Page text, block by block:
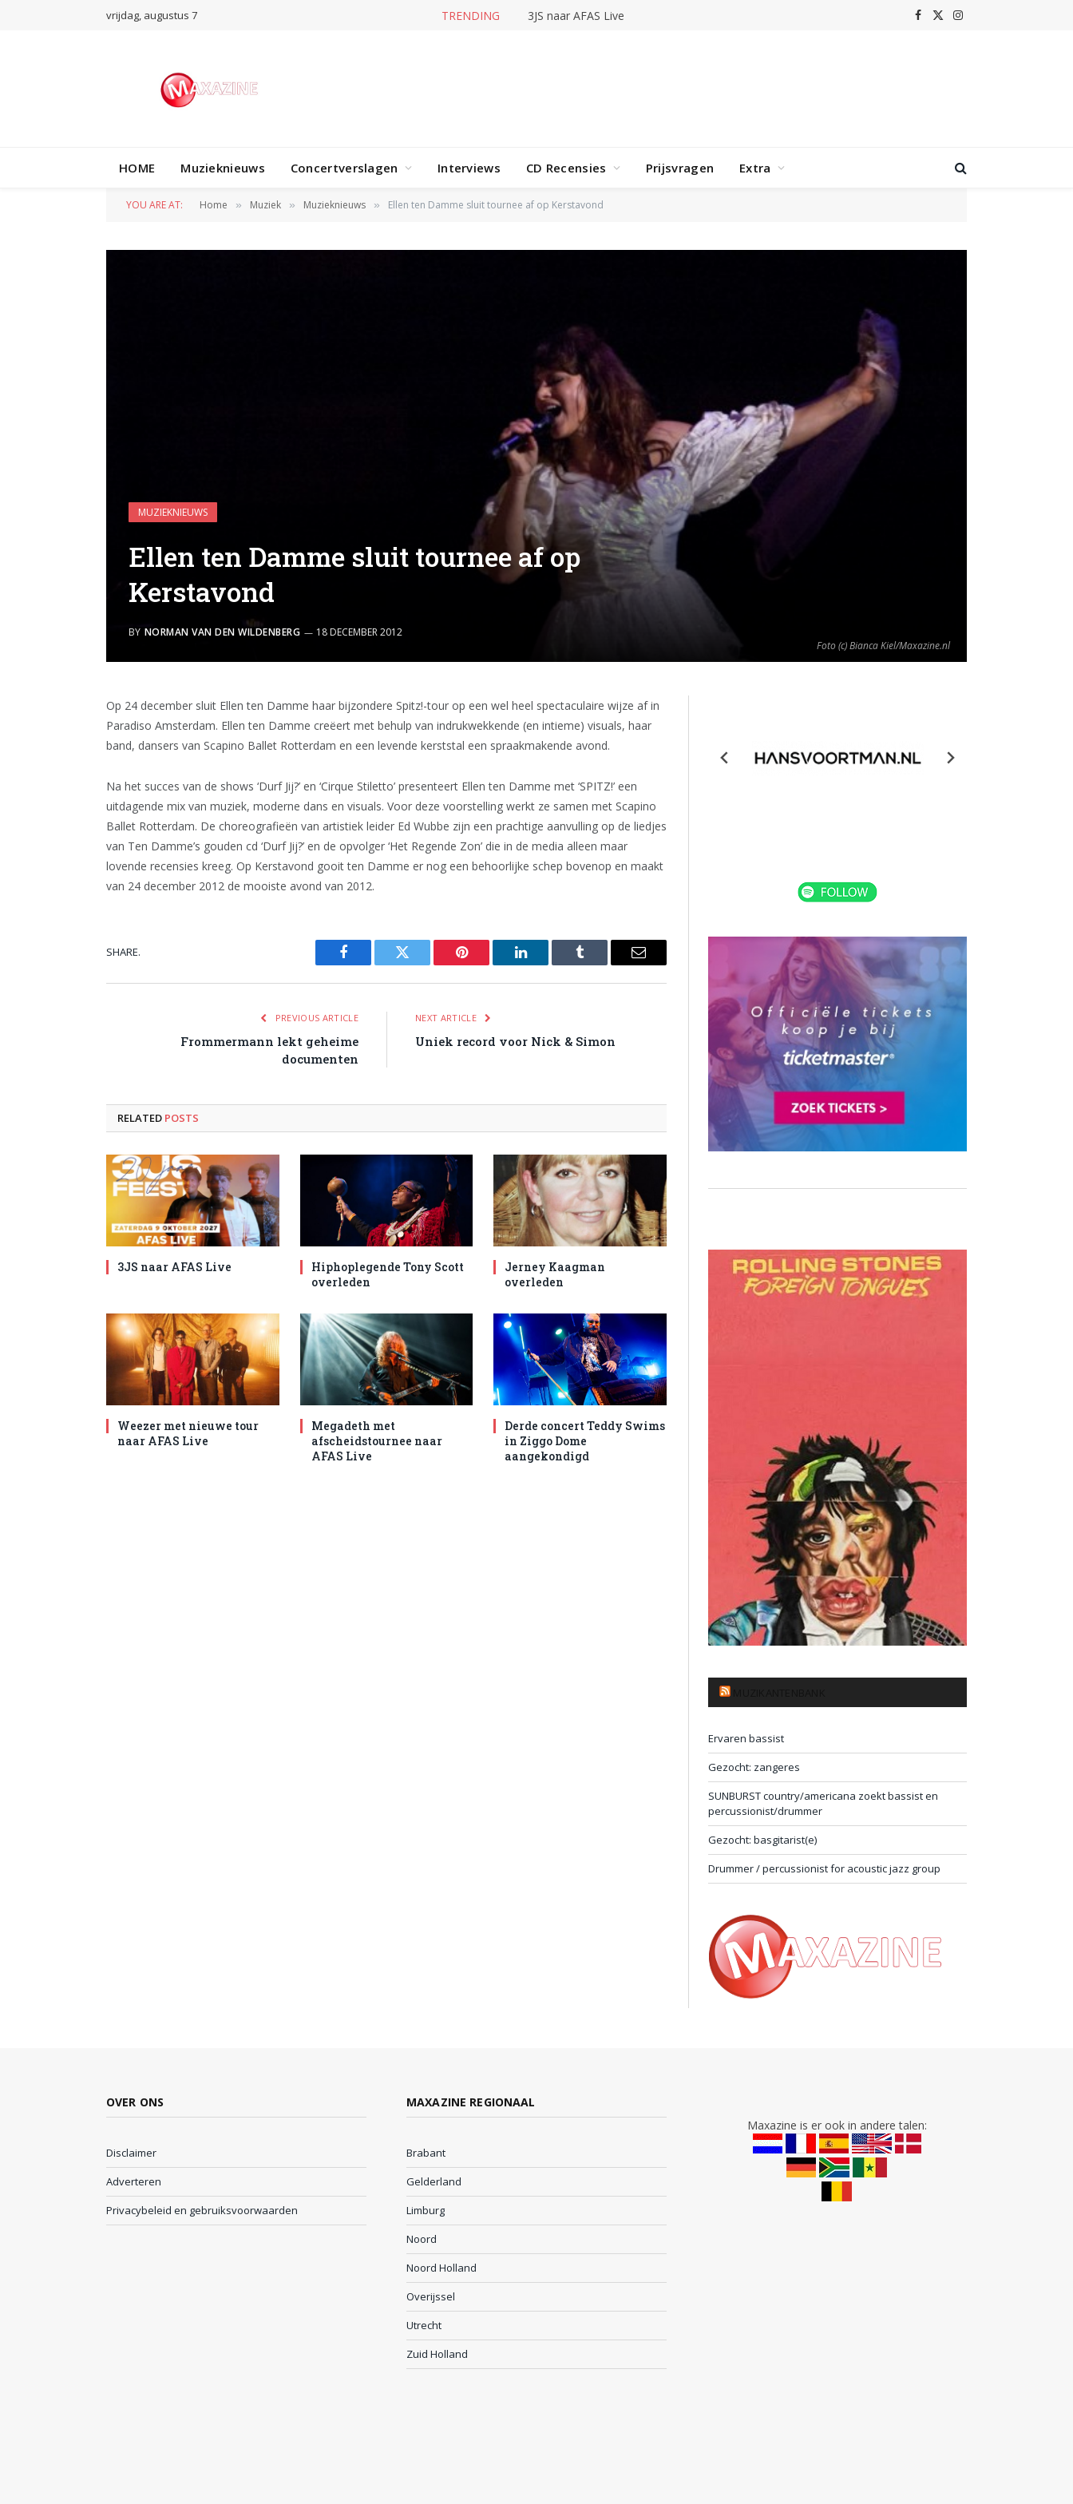
vrijdag, augustus 7 Facebook
X
Instagram
HOME Muzieknieuws Concertverslagen Interviews CD Recensies Prijsvragen Extra
YOU ARE AT: Home » Muziek » Muzieknieuws » Ellen ten Damme sluit tournee af op Kerstavond
Foto (c) Bianca Kiel/Maxazine.nl
MUZIEKNIEUWS
Ellen ten Damme sluit tournee af op
Kerstavond
BY NORMAN VAN DEN WILDENBERG 18 DECEMBER 2012
Op 24 december sluit Ellen ten Damme haar bijzondere Spitz!-tour op een wel heel spectaculaire wijze af in
Paradiso Amsterdam. Ellen ten Damme creëert met behulp van indrukwekkende (en intieme) visuals, haar
band, dansers van Scapino Ballet Rotterdam en een levende kerststal een spraakmakende avond.
Na het succes van de shows ‘Durf Jij?’ en ‘Cirque Stiletto’ presenteert Ellen ten Damme met ‘SPITZ!’ een
uitdagende mix van muziek, moderne dans en visuals. Voor deze voorstelling werkt ze samen met Scapino
Ballet Rotterdam. De choreografieën van artistiek leider Ed Wubbe zijn een prachtige aanvulling op de liedjes
van Ten Damme’s gouden cd ‘Durf Jij?’ en de opvolger ‘Het Regende Zon’ die in de media alleen maar
lovende recensies kreeg. Op Kerstavond gooit ten Damme er nog een behoorlijke schep bovenop en maakt
van 24 december 2012 de mooiste avond van 2012.
SHARE.
Facebook Twitter Pinterest LinkedIn Tumblr Email
PREVIOUS ARTICLE
Frommermann lekt geheime
documenten
NEXT ARTICLE
Uniek record voor Nick & Simon
RELATED POSTS
3JS naar AFAS Live
Hiphoplegende Tony Scott
overleden
Jerney Kaagman
overleden
Weezer met nieuwe tour
naar AFAS Live
Megadeth met
afscheidstournee naar
AFAS Live
Derde concert Teddy Swims
in Ziggo Dome
aangekondigd
Ervaren bassist
Gezocht: zangeres
SUNBURST country/americana zoekt bassist en
percussionist/drummer
Gezocht: basgitarist(e)
Drummer / percussionist for acoustic jazz group
OVER ONS
Disclaimer
Adverteren
Privacybeleid en gebruiksvoorwaarden
MAXAZINE REGIONAAL
Brabant
Gelderland
Limburg
Noord
Noord Holland
Overijssel
Utrecht
Zuid Holland
Maxazine is er ook in andere talen: